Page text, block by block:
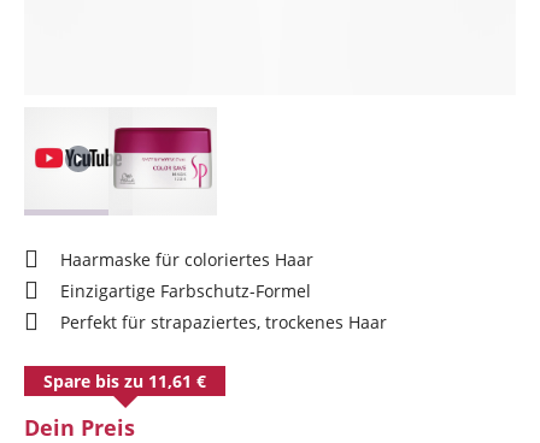
Haarmaske für coloriertes Haar
Einzigartige Farbschutz-Formel
Perfekt für strapaziertes, trockenes Haar
Spare bis zu 11,61 €
Dein Preis